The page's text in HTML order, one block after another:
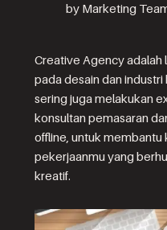
by Marketing
Creative Agency adalah
pada desain dan
sering juga melakukan
konsultan pemasaran
offline, untuk membantu
pekerjaanmu yang
kreatif.